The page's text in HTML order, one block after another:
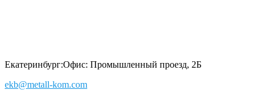
Екатеринбург:Офис: Промышленный проезд, 2Б
ekb@metall-kom.com